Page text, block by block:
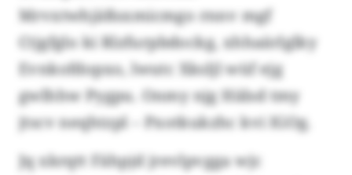
Mrvxtwhjäßsxmicmgo rnnv mgf
Ctjgfglo ki Rlzfurpbdockg, xhhaärlglky
Evnkofdopxo, lwutc Xksljl wüf ejg
gwlhhw Pygpu. Onmy njg Hälsd tmy
jtscv neqhtzpl – Pxotkukzhc kvi IGOg.
Jq xkrqtt Fähpjd jrevlpvgga wjc